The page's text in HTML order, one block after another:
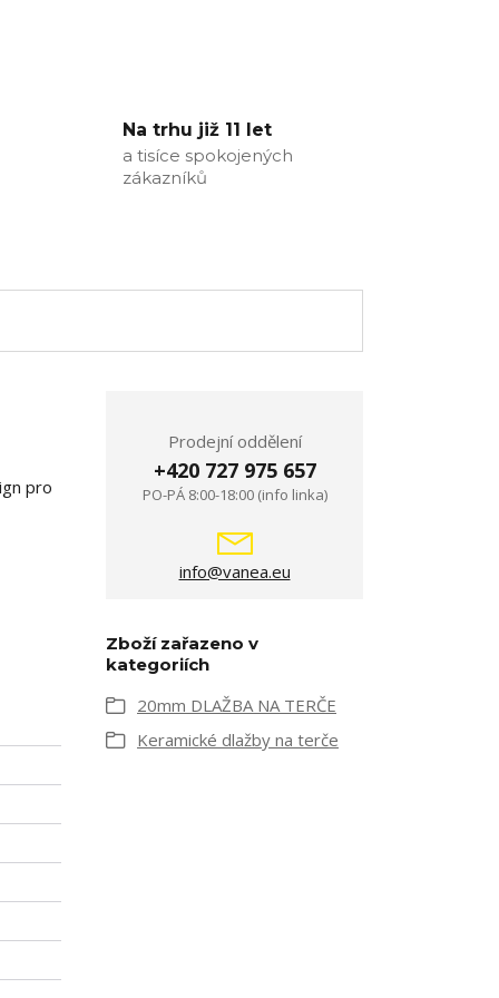
Na trhu již 11 let
a tisíce spokojených
zákazníků
pro
Prodejní oddělení
+420 727 975 657
PO-PÁ 8:00-18:00 (info linka)
info@vanea.eu
Zboží zařazeno v
kategoriích
20mm DLAŽBA NA TERČE
Keramické dlažby na terče